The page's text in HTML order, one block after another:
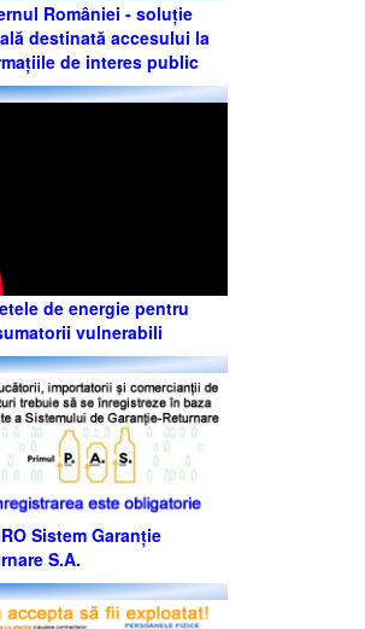
României - soluție
destinată accesului la
de interes public
de energie pentru
vulnerabili
Sistem Garanție
S.A.